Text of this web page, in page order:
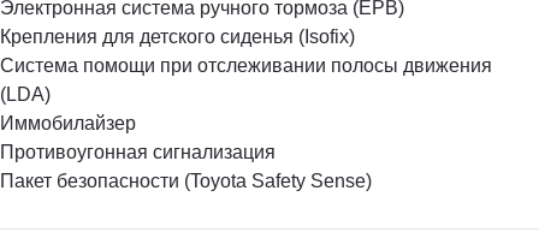
Электронная система ручного тормоза (EPB)
Крепления для детского сиденья (Isofix)
Система помощи при отслеживании полосы движения
(LDA)
Иммобилайзер
Противоугонная сигнализация
Пакет безопасности (Toyota Safety Sense)